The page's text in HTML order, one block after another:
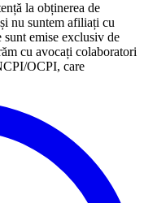
la obținerea de
nu suntem afiliați cu
emise exclusiv de
cu avocați colaboratori
OCPI, care